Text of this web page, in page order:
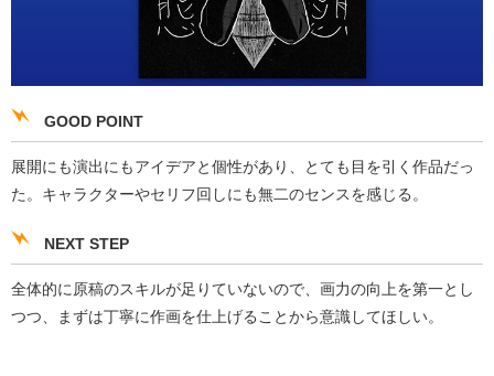
GOOD POINT
展開にも演出にもアイデアと個性があり、とても目を引く作品だっ
た。キャラクターやセリフ回しにも無二のセンスを感じる。
NEXT STEP
全体的に原稿のスキルが足りていないので、画力の向上を第一とし
つつ、まずは丁寧に作画を仕上げることから意識してほしい。